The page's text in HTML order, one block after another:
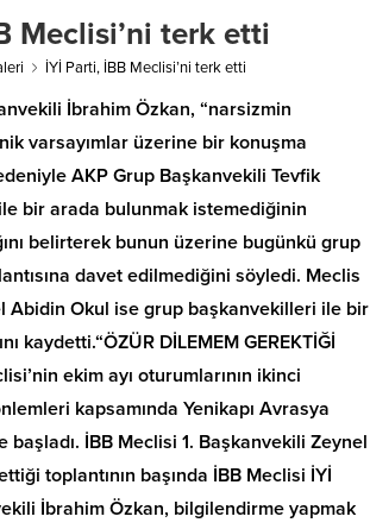
Meclisi’ni terk etti
İYİ Parti, İBB Meclisi’ni terk etti
İbrahim Özkan, “narsizmin
varsayımlar üzerine bir konuşma
AKP Grup Başkanvekili Tevfik
bir arada bulunmak istemediğinin
belirterek bunun üzerine bugünkü grup
davet edilmediğini söyledi. Meclis
Abidin Okul ise grup başkanvekilleri ile bir
kaydetti.“ÖZÜR DİLEMEM GEREKTİĞİ
ekim ayı oturumlarının ikinci
kapsamında Yenikapı Avrasya
başladı. İBB Meclisi 1. Başkanvekili Zeynel
toplantının başında İBB Meclisi İYİ
İbrahim Özkan, bilgilendirme yapmak